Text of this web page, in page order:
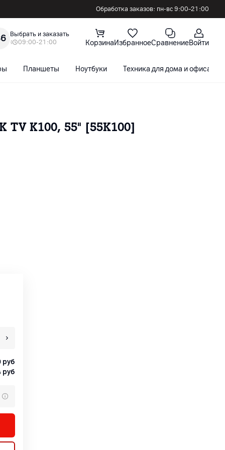
Обработка заказов: пн-вс 9:00–21:00
Выбрать и заказать
09:00-21:00
КорзинаИзбранноеСравнениеВойти
Планшеты Ноутбуки Техника для дома и офиса
TV K100, 55" [55K100]
руб
руб